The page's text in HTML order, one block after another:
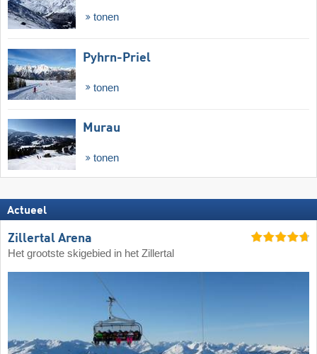
tonen
Pyhrn-Priel
tonen
Murau
tonen
Actueel
Zillertal Arena
Het grootste skigebied in het Zillertal